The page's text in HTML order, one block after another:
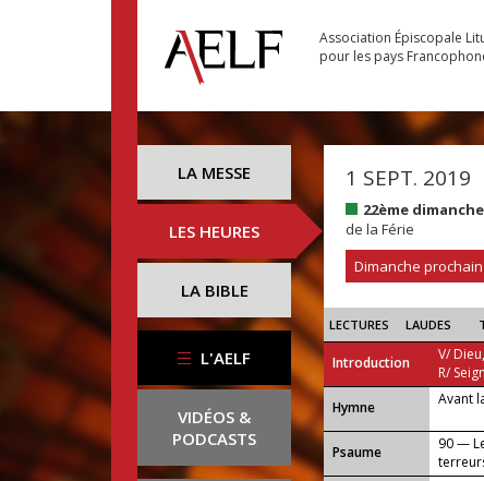
Association Épiscopale
pour les pays
LA MESSE
LES HEURES
LA BIBLE
L'AELF
VIDÉOS &
PODCASTS
1 SEPT. 2019
22ème
de la Férie
Dimanche prochain
LECTURES LAUDES
Introduction
V/
R/
...
Hymne Avant
Psaume
90 —